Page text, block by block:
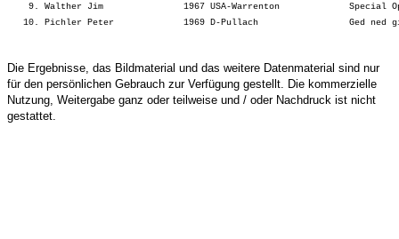
9. Walther Jim               1967 USA-Warrenton             Special
Die Ergebnisse, das Bildmaterial und das weitere Datenmaterial sind nur
für den persönlichen Gebrauch zur Verfügung gestellt. Die kommerzielle
Nutzung, Weitergabe ganz oder teilweise und / oder Nachdruck ist nicht
gestattet.